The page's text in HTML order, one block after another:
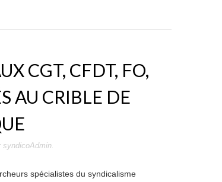
CGT, CFDT, FO,
AU CRIBLE DE
syndicoAdmin.
spécialistes du syndicalisme